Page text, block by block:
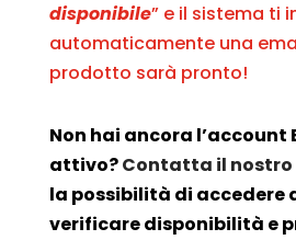
disponibile” e il sistema ti
automaticamente una
prodotto sarà pronto!
Non hai ancora l’account
attivo?Contatta il
la possibilità di accedere
verificare disponibilità e